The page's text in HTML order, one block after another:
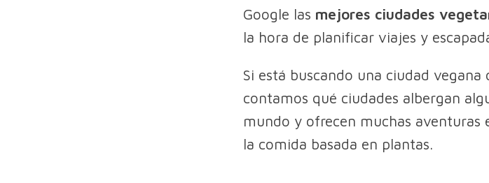
Google las mejores ciudades
la hora de planificar viajes y
Si está buscando una ciudad
contamos qué ciudades albergan
mundo y ofrecen muchas aventuras
la comida basada en plantas.